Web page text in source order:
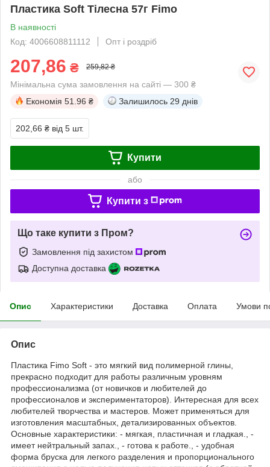
Пластика Soft Тілесна 57г Fimo
В наявності
Код: 4006608811112
Опт і роздріб
207,86 ₴ 259,82 ₴
Мінімальна сума замовлення на сайті — 300 ₴
Економія 51.96 ₴ Залишилось 29 днів
202,66 ₴ від 5 шт.
Купити
або
Купити з
Що таке купити з Пром?
Замовлення під захистом
Доступна доставка
Опис Характеристики Доставка Оплата Умови
Опис
Пластика Fimo Soft - это мягкий вид полимерной глины,
прекрасно подходит для работы различным уровням
профессионализма (от новичков и любителей до
профессионалов и экспериментаторов). Интересная для всех
любителей творчества и мастеров. Может применяться для
изготовления масштабных, детализированных объектов.
Основные характеристики: - мягкая, пластичная и гладкая., -
имеет нейтральный запах., - готова к работе., - удобная
форма бруска для легкого разделения и пропорционального